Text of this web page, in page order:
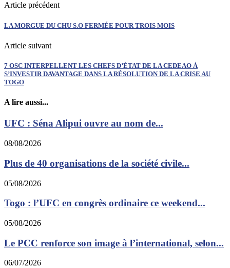
Article précédent
LA MORGUE DU CHU S.O FERMÉE POUR TROIS MOIS
Article suivant
7 OSC INTERPELLENT LES CHEFS D’ÉTAT DE LA CEDEAO À
S’INVESTIR DAVANTAGE DANS LA RÉSOLUTION DE LA CRISE AU
TOGO
A lire aussi...
UFC : Séna Alipui ouvre au nom de...
08/08/2026
Plus de 40 organisations de la société civile...
05/08/2026
Togo : l’UFC en congrès ordinaire ce weekend...
05/08/2026
Le PCC renforce son image à l’international, selon...
06/07/2026